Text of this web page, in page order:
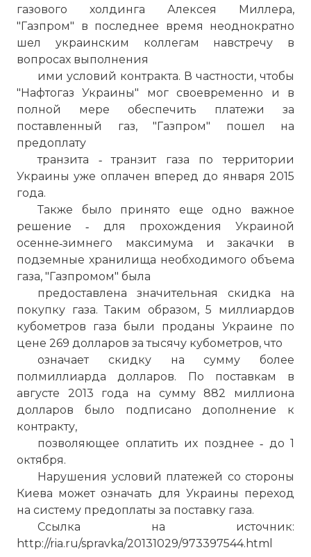
газового холдинга Алексея Миллера,
"Газпром" в последнее время неоднократно
шел украинским коллегам навстречу в
вопросах выполнения
ими условий контракта. В частности, чтобы
"Нафтогаз Украины" мог своевременно и в
полной мере обеспечить платежи за
поставленный газ, "Газпром" пошел на
предоплату
транзита ‑ транзит газа по территории
Украины уже оплачен вперед до января 2015
года.
Также было принято еще одно важное
решение ‑ для прохождения Украиной
осенне‑зимнего максимума и закачки в
подземные хранилища необходимого объема
газа, "Газпромом" была
предоставлена значительная скидка на
покупку газа. Таким образом, 5 миллиардов
кубометров газа были проданы Украине по
цене 269 долларов за тысячу кубометров, что
означает скидку на сумму более
полмиллиарда долларов. По поставкам в
августе 2013 года на сумму 882 миллиона
долларов было подписано дополнение к
контракту,
позволяющее оплатить их позднее ‑ до 1
октября.
Нарушения условий платежей со стороны
Киева может означать для Украины переход
на систему предоплаты за поставку газа.
Ссылка на источник:
http://ria.ru/spravka/20131029/973397544.html